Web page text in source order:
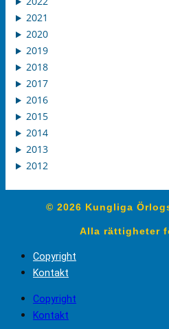
2021
2020
2019
2018
2017
2016
2015
2014
2013
2012
© 2026 Kungliga
Alla rättigheter
Copyright
Kontakt
Copyright
Kontakt